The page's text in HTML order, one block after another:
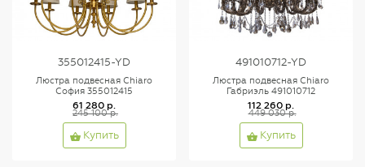
355012415-YD
Люстра подвесная Chiaro
София 355012415
61 280 р.
245 100 р.
Купить
491010712-YD
Люстра подвесная Chiaro
Габриэль 491010712
112 260 р.
449 030 р.
Купить